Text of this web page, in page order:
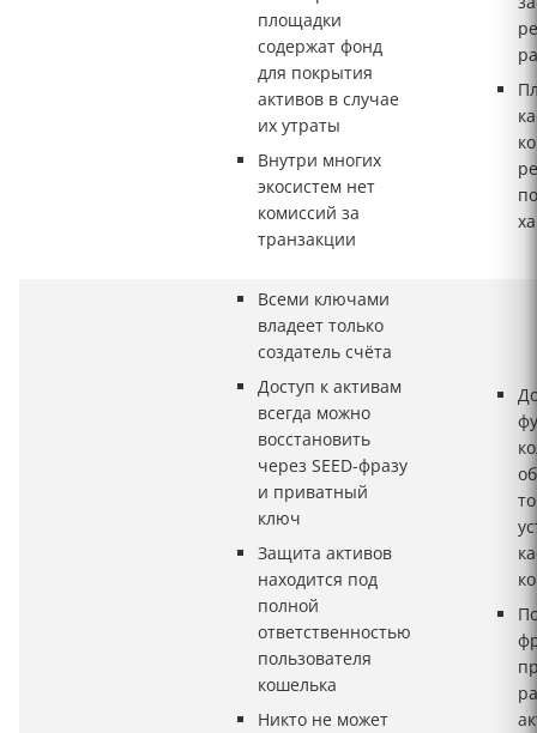
площадки
содержат фонд
для покрытия
активов в случае
их утраты
Внутри многих
экосистем нет
комиссий за
транзакции
Всеми ключами
владеет только
создатель счёта
Доступ к активам
всегда можно
восстановить
через SEED-фразу
и приватный
ключ
Защита активов
находится под
полной
ответственностью
пользователя
кошелька
Никто не может